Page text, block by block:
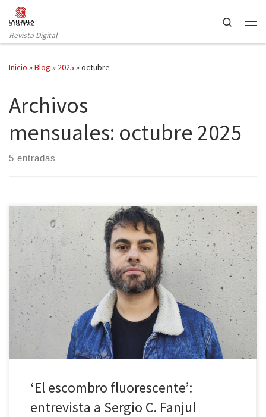
Saltar al contenido
Revista Digital
Search
Inicio »Blog » 2025 »octubre
Archivos
mensuales: octubre 2025
5 entradas
La Huella Digital agradece enormemente a Sergio C. Fanjul y a la
editorial Letraversal la entrevista que nos han permitido realizar y
el tiempo que nos han dedicado. Asimismo, agradecemos a Rocío
Martínez sus interesantes preguntas surgidas a raíz de la lectura de
la última obra del autor: El escombro […]
‘El escombro fluorescente’:
entrevista a Sergio C. Fanjul